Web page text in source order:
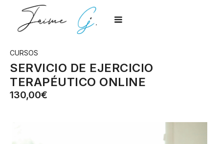
CURSOS
SERVICIO DE EJERCICIO
TERAPÉUTICO ONLINE
130,00€